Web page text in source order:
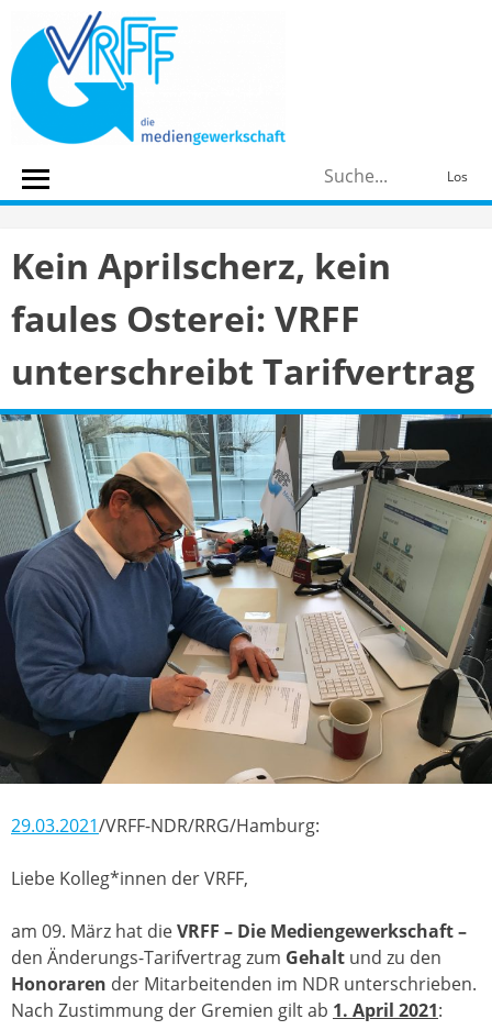
content
Los
Kein Aprilscherz, kein
faules Osterei: VRFF
unterschreibt Tarifvertrag
29.03.2021/VRFF-NDR/RRG/Hamburg:
Liebe Kolleg*innen der VRFF,
am 09. März hat dieVRFF – Die Mediengewerkschaft –
den Änderungs-Tarifvertrag zum Gehalt und zu den
Honoraren der Mitarbeitenden im NDR unterschrieben.
Nach Zustimmung der Gremien gilt ab 1. April 2021: